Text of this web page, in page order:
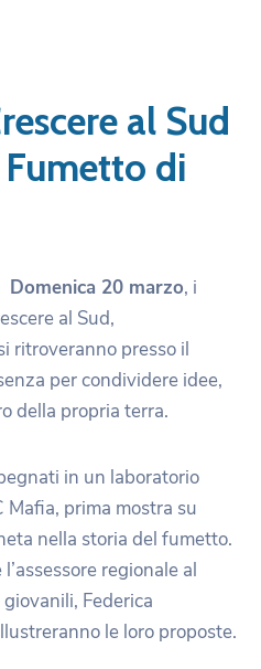
al Sud
di
Domenica 20 marzo, i
al Sud,
ritroveranno presso il
per condividere idee,
della propria terra.
in un laboratorio
Mafia, prima mostra su
nella storia del fumetto.
regionale al
Federica
le loro proposte.